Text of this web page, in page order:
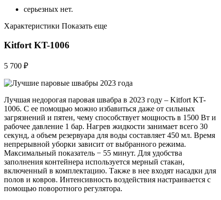
серьезных нет.
Характеристики Показать еще
Kitfort KT-1006
5 700 ₽
Лучшая недорогая паровая швабра в 2023 году – Kitfort KT-
1006. С ее помощью можно избавиться даже от сильных
загрязнений и пятен, чему способствует мощность в 1500 Вт и
рабочее давление 1 бар. Нагрев жидкости занимает всего 30
секунд, а объем резервуара для воды составляет 450 мл. Время
непрерывной уборки зависит от выбранного режима.
Максимальный показатель − 55 минут. Для удобства
заполнения контейнера используется мерный стакан,
включенный в комплектацию. Также в нее входят насадки для
полов и ковров. Интенсивность воздействия настраивается с
помощью поворотного регулятора.